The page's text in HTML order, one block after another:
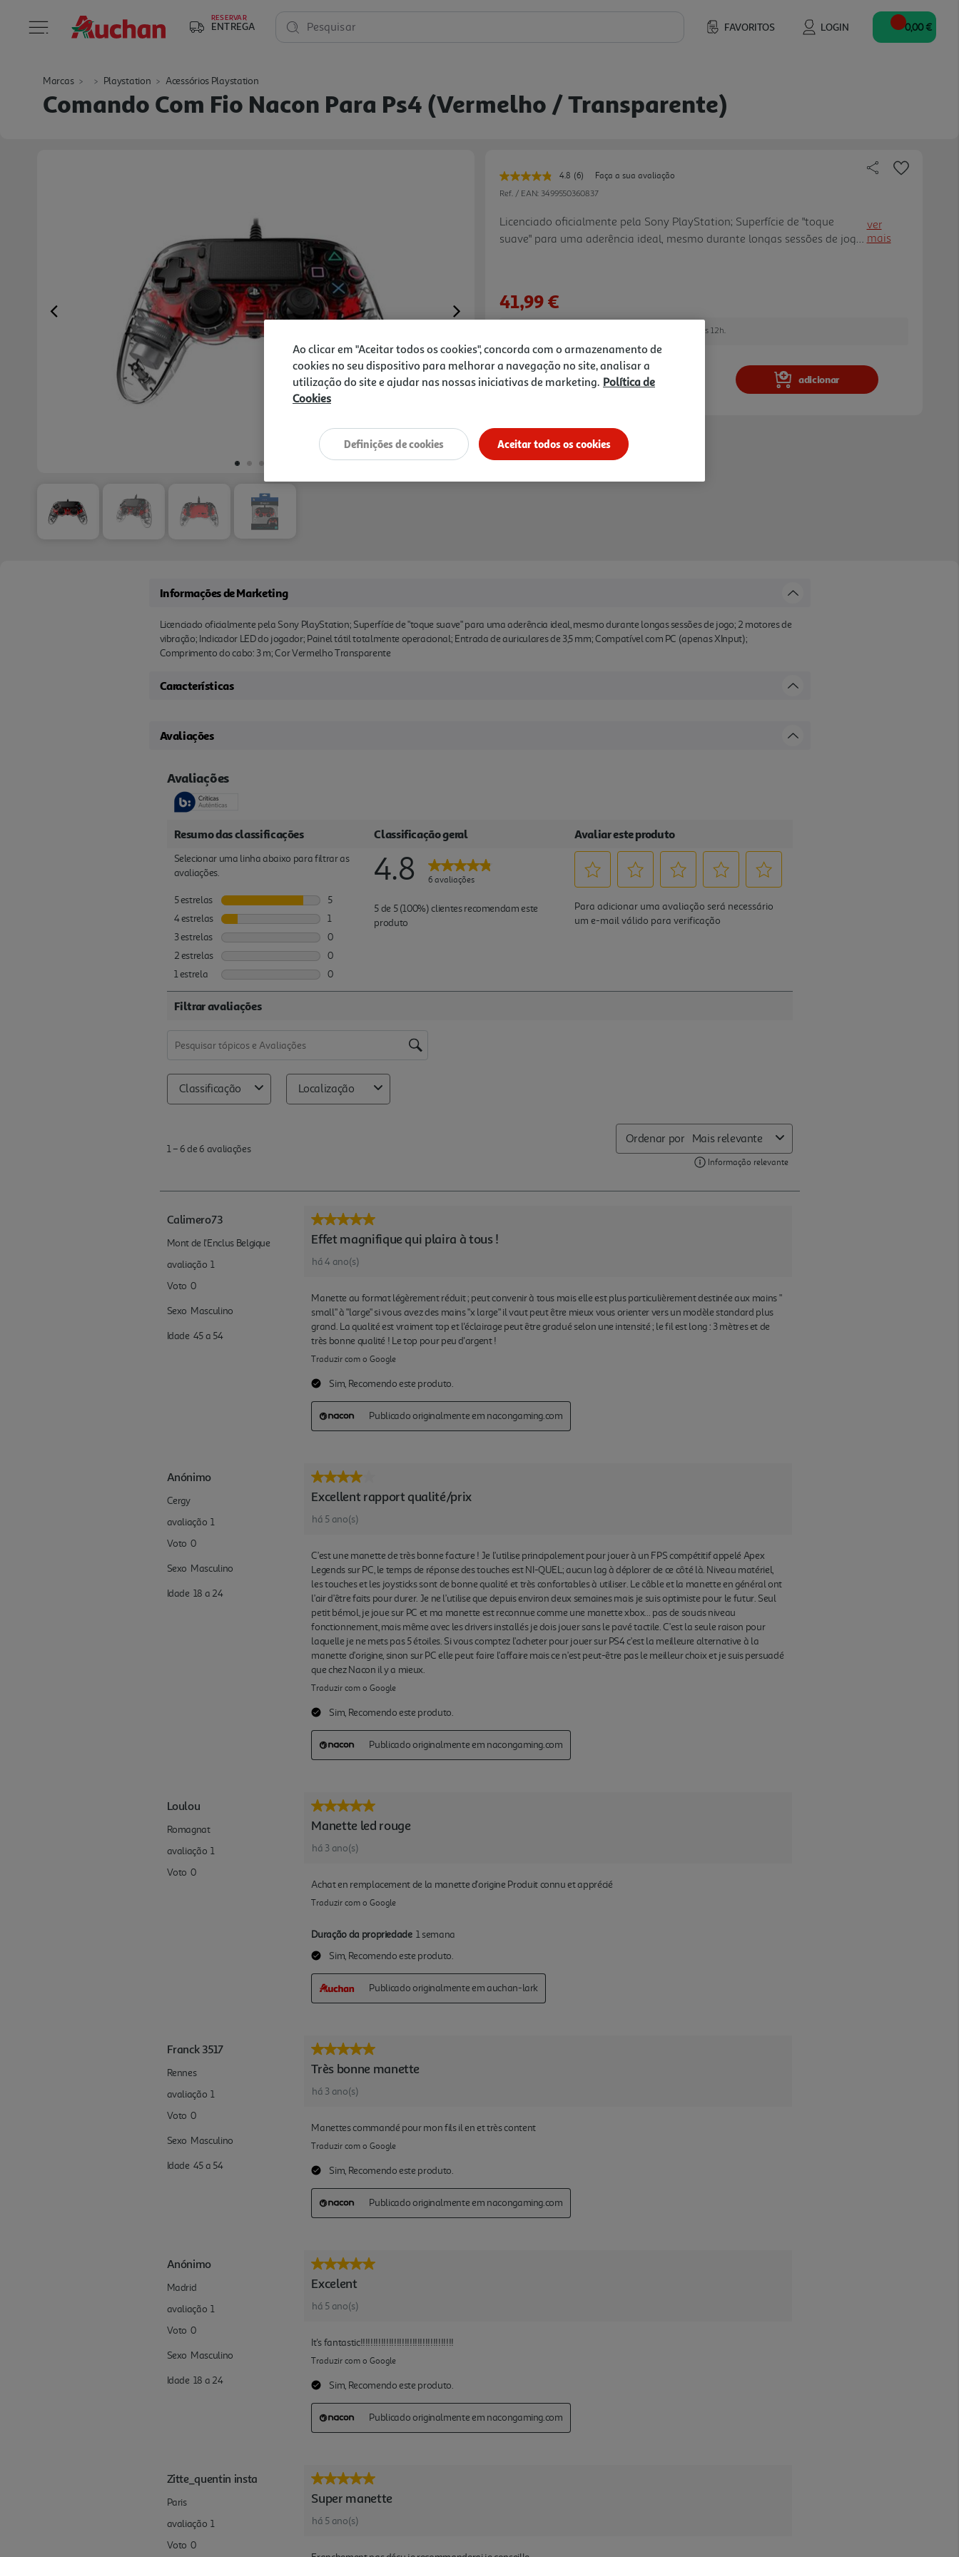
RESERVAR
ENTREGA FAVORITOS LOGIN
Pesquisar 0,00 €
Marcas Playstation Acessórios Playstation
Comando Com Fio Nacon Para Ps4 (vermelho / Transparente)
Previous Next
4.8 Leu
6
Link
para
a
(6)
Faça a sua avaliação
Ref. / EAN: 3499550360837
Licenciado oficialmente pela Sony PlayStation; Superfície de "toque
suave" para uma aderência ideal, mesmo durante longas sessões de jogo;
ver
mais
41,99 €
, se encomendar até às 12h.
adicionar
Informações de Marketing
Licenciado oficialmente pela Sony PlayStation; Superfície de "toque suave" para uma aderência ideal, mesmo durante longas sessões de jogo; 2 motores de
vibração; Indicador LED do jogador; Painel tátil totalmente operacional; Entrada de auriculares de 3,5 mm; Compatível com PC (apenas XInput);
Comprimento do cabo: 3 m; Cor Vermelho Transparente
Características
Avaliações
Ao clicar em "Aceitar todos os cookies", concorda com o armazenamento de
cookies no seu dispositivo para melhorar a navegação no site, analisar a
utilização do site e ajudar nas nossas iniciativas de marketing. Política de
Cookies
Aceitar todos os cookies
Definições de cookies